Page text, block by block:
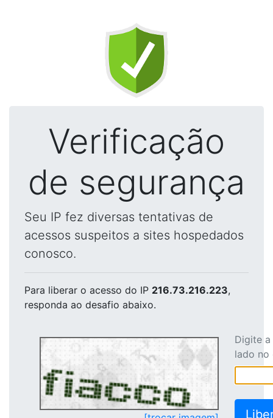
Verificação
de segurança
Seu IP fez diversas tentativas de
acessos suspeitos a sites hospedados
conosco.
Para liberar o acesso do IP 216.73.216.223,
responda ao desafio abaixo.
Digite
lado no